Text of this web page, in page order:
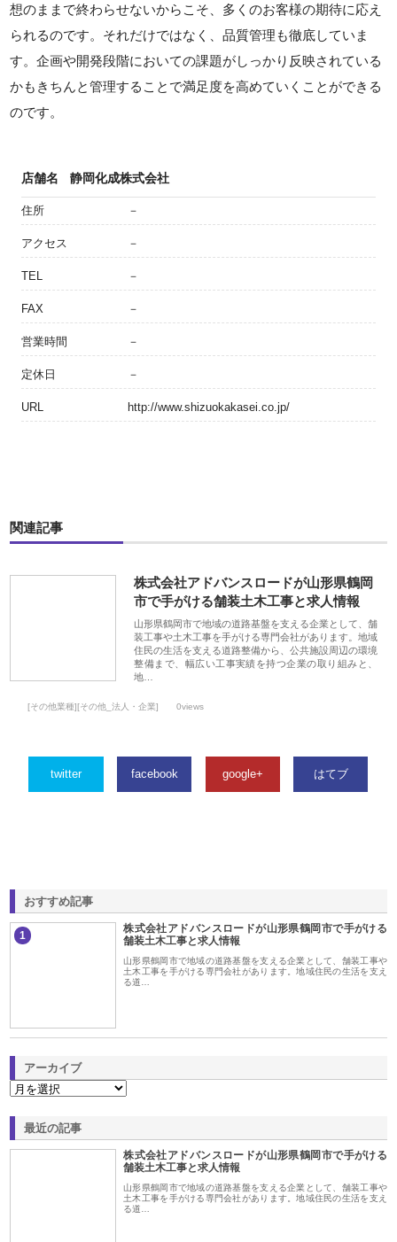
想のままで終わらせないからこそ、多くのお客様の期待に応え
られるのです。それだけではなく、品質管理も徹底していま
す。企画や開発段階においての課題がしっかり反映されている
かもきちんと管理することで満足度を高めていくことができる
のです。
店舗名 静岡化成株式会社
住所 －
アクセス －
TEL －
FAX －
営業時間 －
定休日 －
URL http://www.shizuokakasei.co.jp/
関連記事
株式会社アドバンスロードが山形県鶴岡
市で手がける舗装土木工事と求人情報
山形県鶴岡市で地域の道路基盤を支える企業として、舗
装工事や土木工事を手がける専門会社があります。地域
住民の生活を支える道路整備から、公共施設周辺の環境
整備まで、幅広い工事実績を持つ企業の取り組みと、
地…
[その他業種][その他_法人・企業] 0views
twitter facebook google+ はてブ
おすすめ記事
1
株式会社アドバンスロードが山形県鶴岡市で手がける
舗装土木工事と求人情報
山形県鶴岡市で地域の道路基盤を支える企業として、舗装工事や
土木工事を手がける専門会社があります。地域住民の生活を支え
る道…
アーカイブ
最近の記事
株式会社アドバンスロードが山形県鶴岡市で手がける
舗装土木工事と求人情報
山形県鶴岡市で地域の道路基盤を支える企業として、舗装工事や
土木工事を手がける専門会社があります。地域住民の生活を支え
る道…